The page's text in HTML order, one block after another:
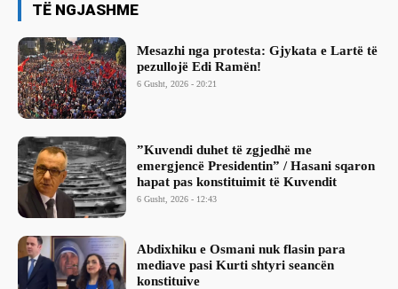
TË NGJASHME
Mesazhi nga protesta: Gjykata e Lartë të
pezullojë Edi Ramën!
6 Gusht, 2026 - 20:21
​”Kuvendi duhet të zgjedhë me
emergjencë Presidentin” / Hasani sqaron
hapat pas konstituimit të Kuvendit
6 Gusht, 2026 - 12:43
Abdixhiku e Osmani nuk flasin para
mediave pasi Kurti shtyri seancën
konstituive